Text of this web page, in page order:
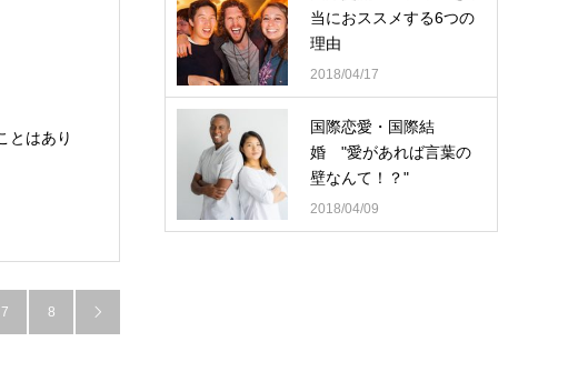
とはあり
7 8 
当におススメする6つの
理由
2018/04/17
国際恋愛・国際結
婚 "愛があれば言葉の
壁なんて！？"
2018/04/09